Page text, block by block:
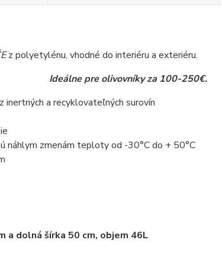
z polyetylénu, vhodné do interiéru a exteriéru.
Ideálne pre olivovníky za 100-250€.
inertných a recyklovateľných surovín
náhlym zmenám teploty od -30°C do + 50°C
a dolná šírka 50 cm, objem 46L